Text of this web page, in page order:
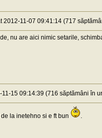
2012-11-07 09:41:14 (717
nu are aici nimic setarile,
11-15 09:14:39 (716 săptămâni în
la inetehno si e ft bun .